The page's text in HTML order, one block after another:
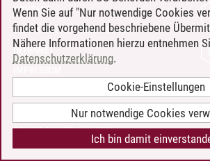
KONTAKT
LEUPHANA ALS ARBEITGEBER
INTRANET
BARRIEREFREIHEIT
COOKIE-EINSTELLUNGEN
Wenn Sie auf "Nur notwendige Cookies
findet die vorgehend beschriebene
Nähere Informationen hierzu entnehmen
Datenschutzerklärung.
Cookie-Einstellungen
Nur notwendige Cookies
Ich bin damit